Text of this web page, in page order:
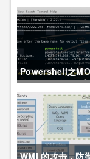
Powershell之
WMI 的攻击，防